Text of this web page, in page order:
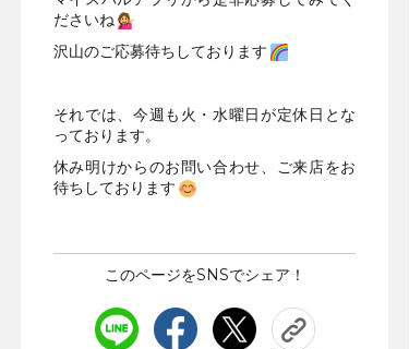
ださいね
沢山のご応募待ちしております
それでは、今週も火・水曜日が定休日とな
っております。
休み明けからのお問い合わせ、ご来店をお
待ちしております
このページをSNSでシェア！